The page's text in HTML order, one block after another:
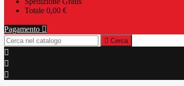
Totale 0,00 €
Pagamento 
 Cerca


